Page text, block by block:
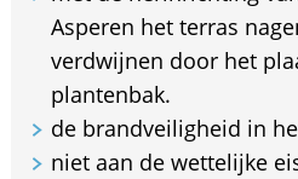
Asperen het terras
verdwijnen door het
plantenbak.
de brandveiligheid in
niet aan de wettelijke